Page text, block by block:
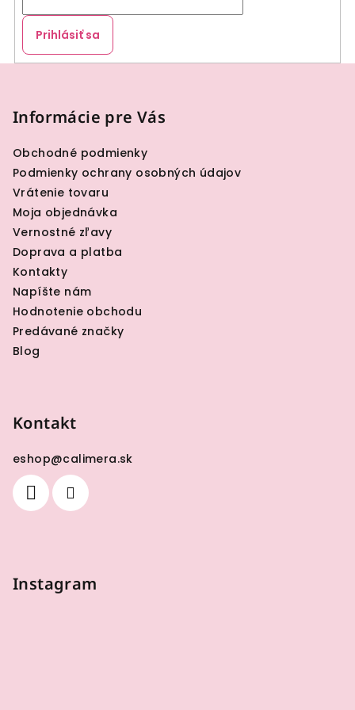
Prihlásiť sa
Informácie pre Vás
Obchodné podmienky
Podmienky ochrany osobných údajov
Vrátenie tovaru
Moja objednávka
Vernostné zľavy
Doprava a platba
Kontakty
Napíšte nám
Hodnotenie obchodu
Predávané značky
Blog
Kontakt
eshop@calimera.sk
Instagram